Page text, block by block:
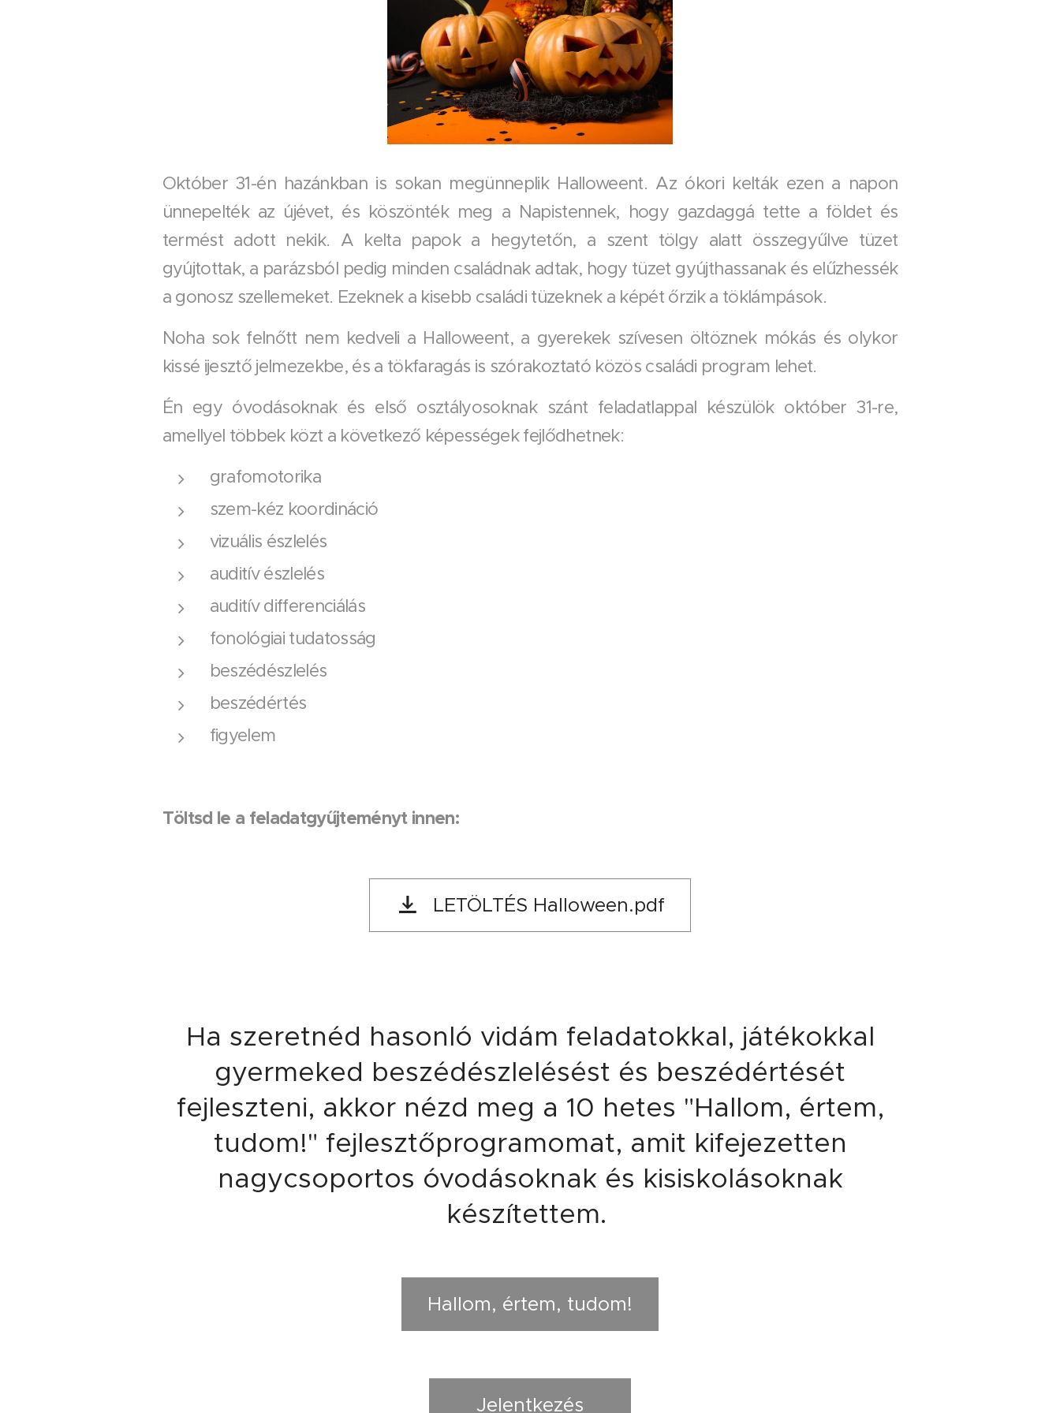
Október 31-én hazánkban is sokan megünneplik Halloweent. Az ókori kelták ezen a napon
ünnepelték az újévet, és köszönték meg a Napistennek, hogy gazdaggá tette a földet és
termést adott nekik. A kelta papok a hegytetőn, a szent tölgy alatt összegyűlve tüzet
gyújtottak, a parázsból pedig minden családnak adtak, hogy tüzet gyújthassanak és elűzhessék
a gonosz szellemeket. Ezeknek a kisebb családi tüzeknek a képét őrzik a töklámpások.
Noha sok felnőtt nem kedveli a Halloweent, a gyerekek szívesen öltöznek mókás és olykor
kissé ijesztő jelmezekbe, és a tökfaragás is szórakoztató közös családi program lehet.
Én egy óvodásoknak és első osztályosoknak szánt feladatlappal készülök október 31-re,
amellyel többek közt a következő képességek fejlődhetnek:
grafomotorika
szem-kéz koordináció
vizuális észlelés
auditív észlelés
auditív differenciálás
fonológiai tudatosság
beszédészlelés
beszédértés
figyelem
Töltsd le a feladatgyűjteményt innen:
LETÖLTÉS Halloween.pdf
Ha szeretnéd hasonló vidám feladatokkal, játékokkal
gyermeked beszédészlelésést és beszédértését
fejleszteni, akkor nézd meg a 10 hetes "Hallom, értem,
tudom!" fejlesztőprogramomat, amit kifejezetten
nagycsoportos óvodásoknak és kisiskolásoknak
készítettem.
Hallom, értem, tudom!
Jelentkezés